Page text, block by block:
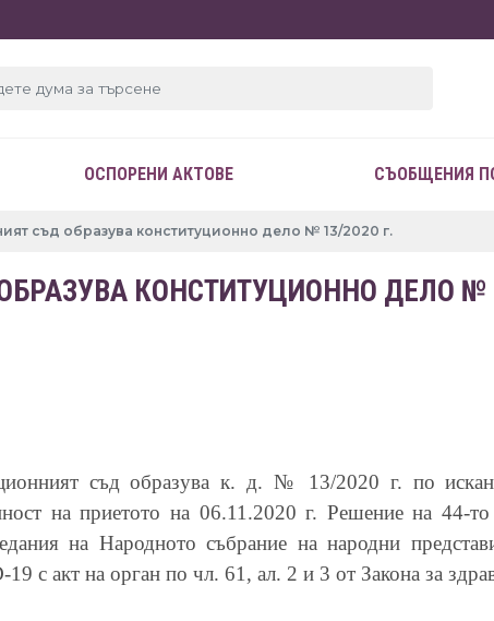
ОСПОРЕНИ АКТОВЕ СЪОБЩЕНИЯ
съд образува конституционно дело № 13/2020 г.
КОНСТИТУЦИОННО ДЕЛО №
съд образува к. д. № 13/2020 г. по
на приетото на 06.11.2020 г. Решение на 44-
на Народното събрание на народни
с акт на орган по чл. 61, ал. 2 и 3 от Закона за